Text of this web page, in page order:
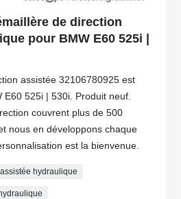
de direction
pour BMW E60 525i |
assistée 32106780925 est
525i | 530i. Produit neuf.
couvrent plus de 500
nous en développons chaque
est la bienvenue.
hydraulique